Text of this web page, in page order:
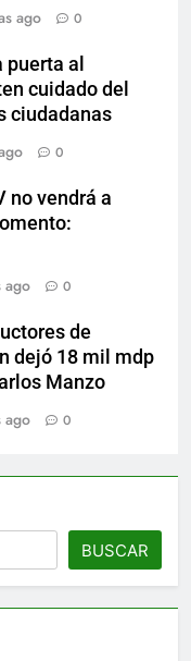
ago 0
puerta al
cuidado del
ciudadanas
0
no vendrá a
ago 0
de
dejó 18 mil mdp
Manzo
ago 0
BUSCAR